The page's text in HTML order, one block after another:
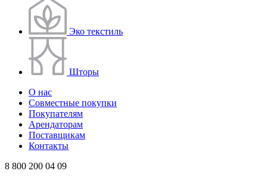
Эко текстиль
Шторы
О нас
Совместные покупки
Покупателям
Арендаторам
Поставщикам
Контакты
8 800 200 04 09